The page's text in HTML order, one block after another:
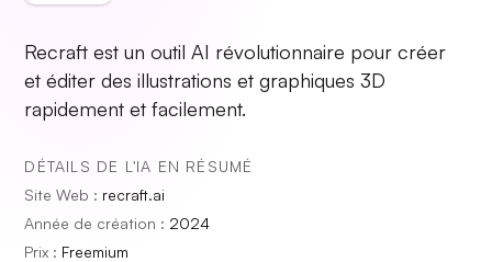
Recraft est un outil AI révolutionnaire pour créer
et éditer des illustrations et graphiques 3D
rapidement et facilement.
DÉTAILS DE L'IA EN RÉSUMÉ
Site Web : recraft.ai
Année de création : 2024
Prix : Freemium